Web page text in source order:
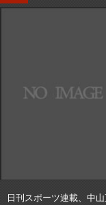
日刊スポーツ連載、中